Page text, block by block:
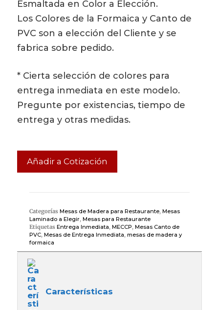
Esmaltada en Color a Elección.
Los Colores de la Formaica y Canto de
PVC son a elección del Cliente y se
fabrica sobre pedido.
* Cierta selección de colores para
entrega inmediata en este modelo.
Pregunte por existencias, tiempo de
entrega y otras medidas.
Añadir a Cotización
Categorías Mesas de Madera para Restaurante, Mesas
Laminado a Elegir, Mesas para Restaurante
Etiquetas Entrega Inmediata, MECCP, Mesas Canto de
PVC, Mesas de Entrega Inmediata, mesas de madera y
formaica
Características